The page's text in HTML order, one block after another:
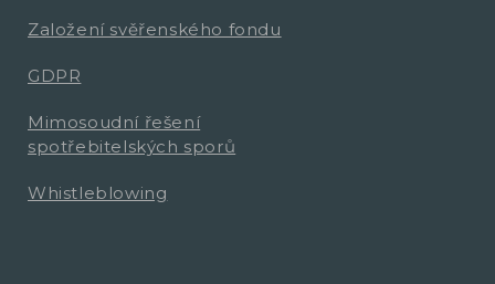
Založení svěřenského fondu
GDPR
Mimosoudní řešení
spotřebitelských sporů
Whistleblowing